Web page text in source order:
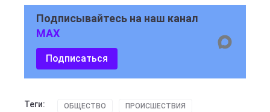
Подписывайтесь на наш канал
MAX
Подписаться
Теги: ОБЩЕСТВО ПРОИСШЕСТВИЯ